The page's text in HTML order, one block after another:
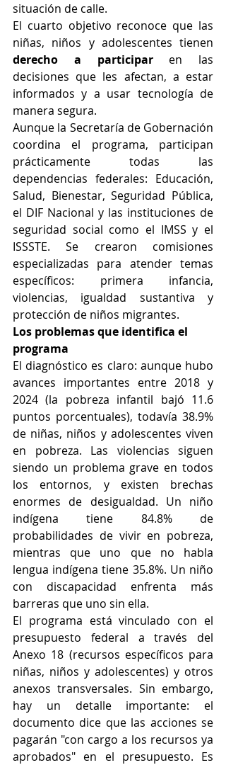
situación de calle.
El cuarto objetivo reconoce que las
derecho a participar en las
decisiones que les afectan, a estar
informados y a usar tecnología de
manera segura.
Aunque la Secretaría de Gobernación
coordina el programa, participan
prácticamente todas las
dependencias federales: Educación,
Salud, Bienestar, Seguridad Pública,
el DIF Nacional y las instituciones de
seguridad social como el IMSS y el
ISSSTE. Se crearon comisiones
especializadas para atender temas
específicos: primera infancia,
violencias, igualdad sustantiva y
protección de niños migrantes.
Los problemas que identifica el
programa
El diagnóstico es claro: aunque hubo
avances importantes entre 2018 y
2024 (la pobreza infantil bajó 11.6
puntos porcentuales), todavía 38.9%
de niñas, niños y adolescentes viven
en pobreza. Las violencias siguen
siendo un problema grave en todos
los entornos, y existen brechas
enormes de desigualdad. Un niño
indígena tiene 84.8% de
probabilidades de vivir en pobreza,
mientras que uno que no habla
lengua indígena tiene 35.8%. Un niño
con discapacidad enfrenta más
barreras que uno sin ella.
El programa está vinculado con el
presupuesto federal a través del
Anexo 18 (recursos específicos para
niñas, niños y adolescentes) y otros
anexos transversales. Sin embargo,
hay un detalle importante: el
documento dice que las acciones se
pagarán "con cargo a los recursos ya
aprobados" en el presupuesto. Es